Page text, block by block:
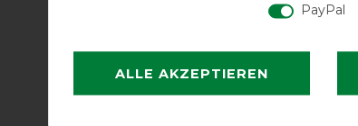
PayPal
ALLE AKZEPTIEREN